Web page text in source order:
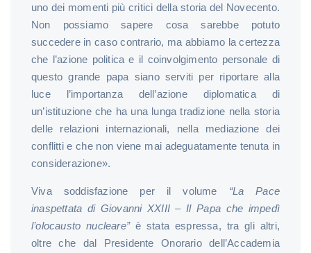
uno dei momenti più critici della storia del Novecento.
Non possiamo sapere cosa sarebbe potuto
succedere in caso contrario, ma abbiamo la certezza
che l’azione politica e il coinvolgimento personale di
questo grande papa siano serviti per riportare alla
luce l’importanza dell’azione diplomatica di
un’istituzione che ha una lunga tradizione nella storia
delle relazioni internazionali, nella mediazione dei
conflitti e che non viene mai adeguatamente tenuta in
considerazione».
Viva soddisfazione per il volume “La Pace
inaspettata di Giovanni XXIII – Il Papa che impedì
l’olocausto nucleare”è stata espressa, tra gli altri,
oltre che dal Presidente Onorario dell’Accademia